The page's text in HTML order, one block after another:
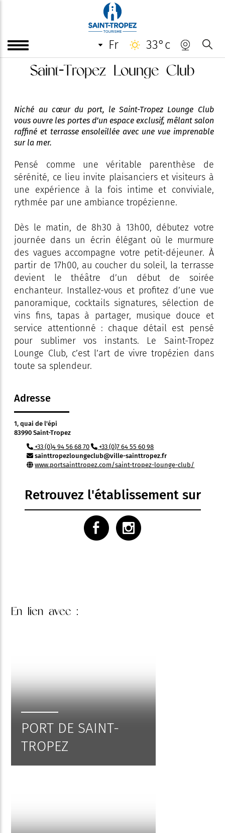
fr 33°c
Saint-Tropez Lounge Club
Niché au cœur du port, le Saint-Tropez Lounge Club
vous ouvre les portes d’un espace exclusif, mêlant salon
raffiné et terrasse ensoleillée avec une vue imprenable
sur la mer.
Pensé comme une véritable parenthèse de
sérénité, ce lieu invite plaisanciers et visiteurs à
une expérience à la fois intime et conviviale,
rythmée par une ambiance tropézienne.
Dès le matin, de 8h30 à 13h00, débutez votre
journée dans un écrin élégant où le murmure
des vagues accompagne votre petit-déjeuner. À
partir de 17h00, au coucher du soleil, la terrasse
devient le théâtre d’un début de soirée
enchanteur. Installez-vous et profitez d’une vue
panoramique, cocktails signatures, sélection de
vins fins, tapas à partager, musique douce et
service attentionné : chaque détail est pensé
pour sublimer vos instants. Le Saint-Tropez
Lounge Club, c’est l’art de vivre tropézien dans
toute sa splendeur.
Adresse
1, quai de l'épi
83990 Saint-Tropez
+33 (0)4 94 56 68 70
+33 (0)7 64 55 60 98
sainttropezloungeclub@ville-sainttropez.fr
www.portsainttropez.com/saint-tropez-lounge-club/
Retrouvez l'établissement sur
En lien avec :
PORT DE SAINT-
TROPEZ